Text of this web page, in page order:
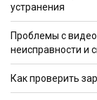
устранения
Проблемы с
неисправности и
Как проверить